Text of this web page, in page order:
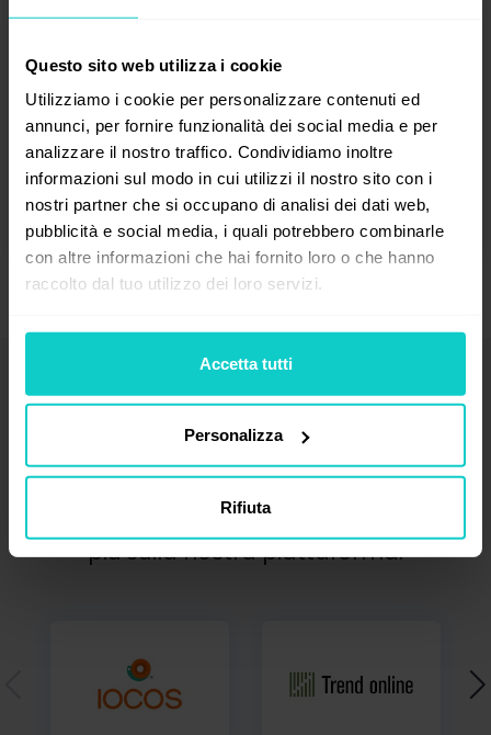
Questo sito web utilizza i cookie
Utilizziamo i cookie per personalizzare contenuti ed
annunci, per fornire funzionalità dei social media e per
analizzare il nostro traffico. Condividiamo inoltre
informazioni sul modo in cui utilizzi il nostro sito con i
nostri partner che si occupano di analisi dei dati web,
pubblicità e social media, i quali potrebbero combinarle
con altre informazioni che hai fornito loro o che hanno
raccolto dal tuo utilizzo dei loro servizi.
Accetta tutti
Personalizza
Rifiuta
Crea subito il tuo account
gratuitamente!
Registrati
Contattaci
I nostri partner
Collaboriamo con i migliori editori
e offriamo prezzi competitivi. Scopri di
più sulla nostra piattaforma.